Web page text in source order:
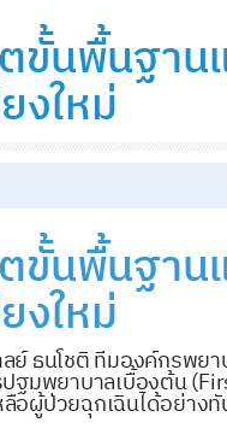
ขั้นพื้นฐาน
งใหม่
ขั้นพื้นฐาน
งใหม่
ธนโชติ ทีมองค์กรพยา
ฐมพยาบาลเบื้องต้น
อผู้ป่วยฉุกเฉินได้อย่า